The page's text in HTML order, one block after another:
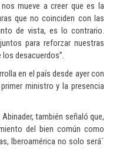
mueve a creer que es la
que no coinciden con las
de vista, es lo contrario.
para reforzar nuestras
desacuerdos”.
en el país desde ayer con
ministro y la presencia
también señaló que,
del bien común como
Iberoamérica no solo será´